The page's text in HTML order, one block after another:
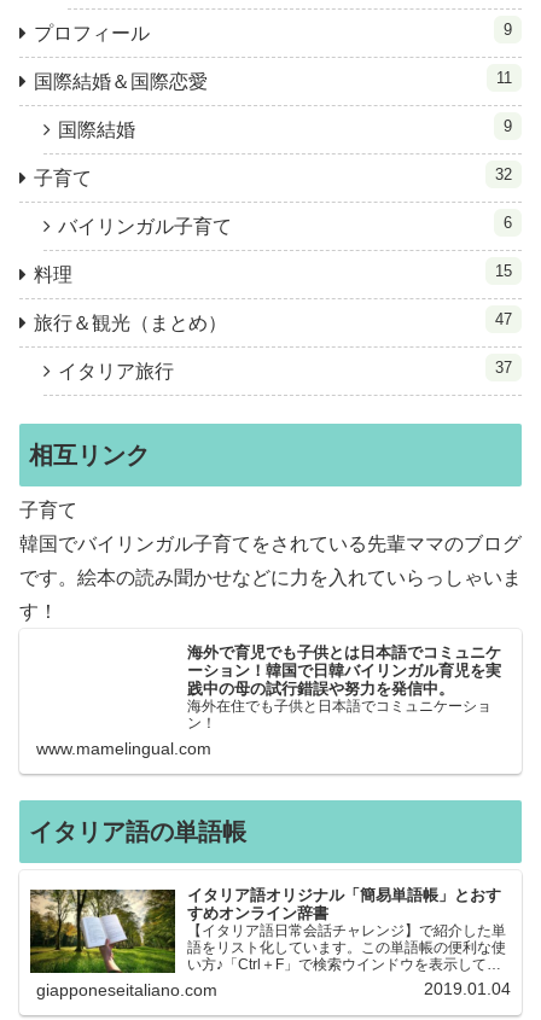
プロフィール 9
国際結婚＆国際恋愛 11
国際結婚 9
子育て 32
バイリンガル子育て 6
料理 15
旅行＆観光（まとめ） 47
イタリア旅行 37
相互リンク
子育て
韓国でバイリンガル子育てをされている先輩ママのブログ
です。絵本の読み聞かせなどに力を入れていらっしゃいま
す！
海外で育児でも子供とは日本語でコミュニケ
ーション！韓国で日韓バイリンガル育児を実
践中の母の試行錯誤や努力を発信中。
海外在住でも子供と日本語でコミュニケーショ
ン！
www.mamelingual.com
イタリア語の単語帳
イタリア語オリジナル「簡易単語帳」とおす
すめオンライン辞書
【イタリア語日常会話チャレンジ】で紹介した単
語をリスト化しています。この単語帳の便利な使
い方♪「Ctrl＋F」で検索ウインドウを表示して、
知りたい単語を探すことができます。イタリア語
→日本語、日本語→イタリア語 どちらでも検索
できるので、良…
giapponeseitaliano.com 2019.01.04